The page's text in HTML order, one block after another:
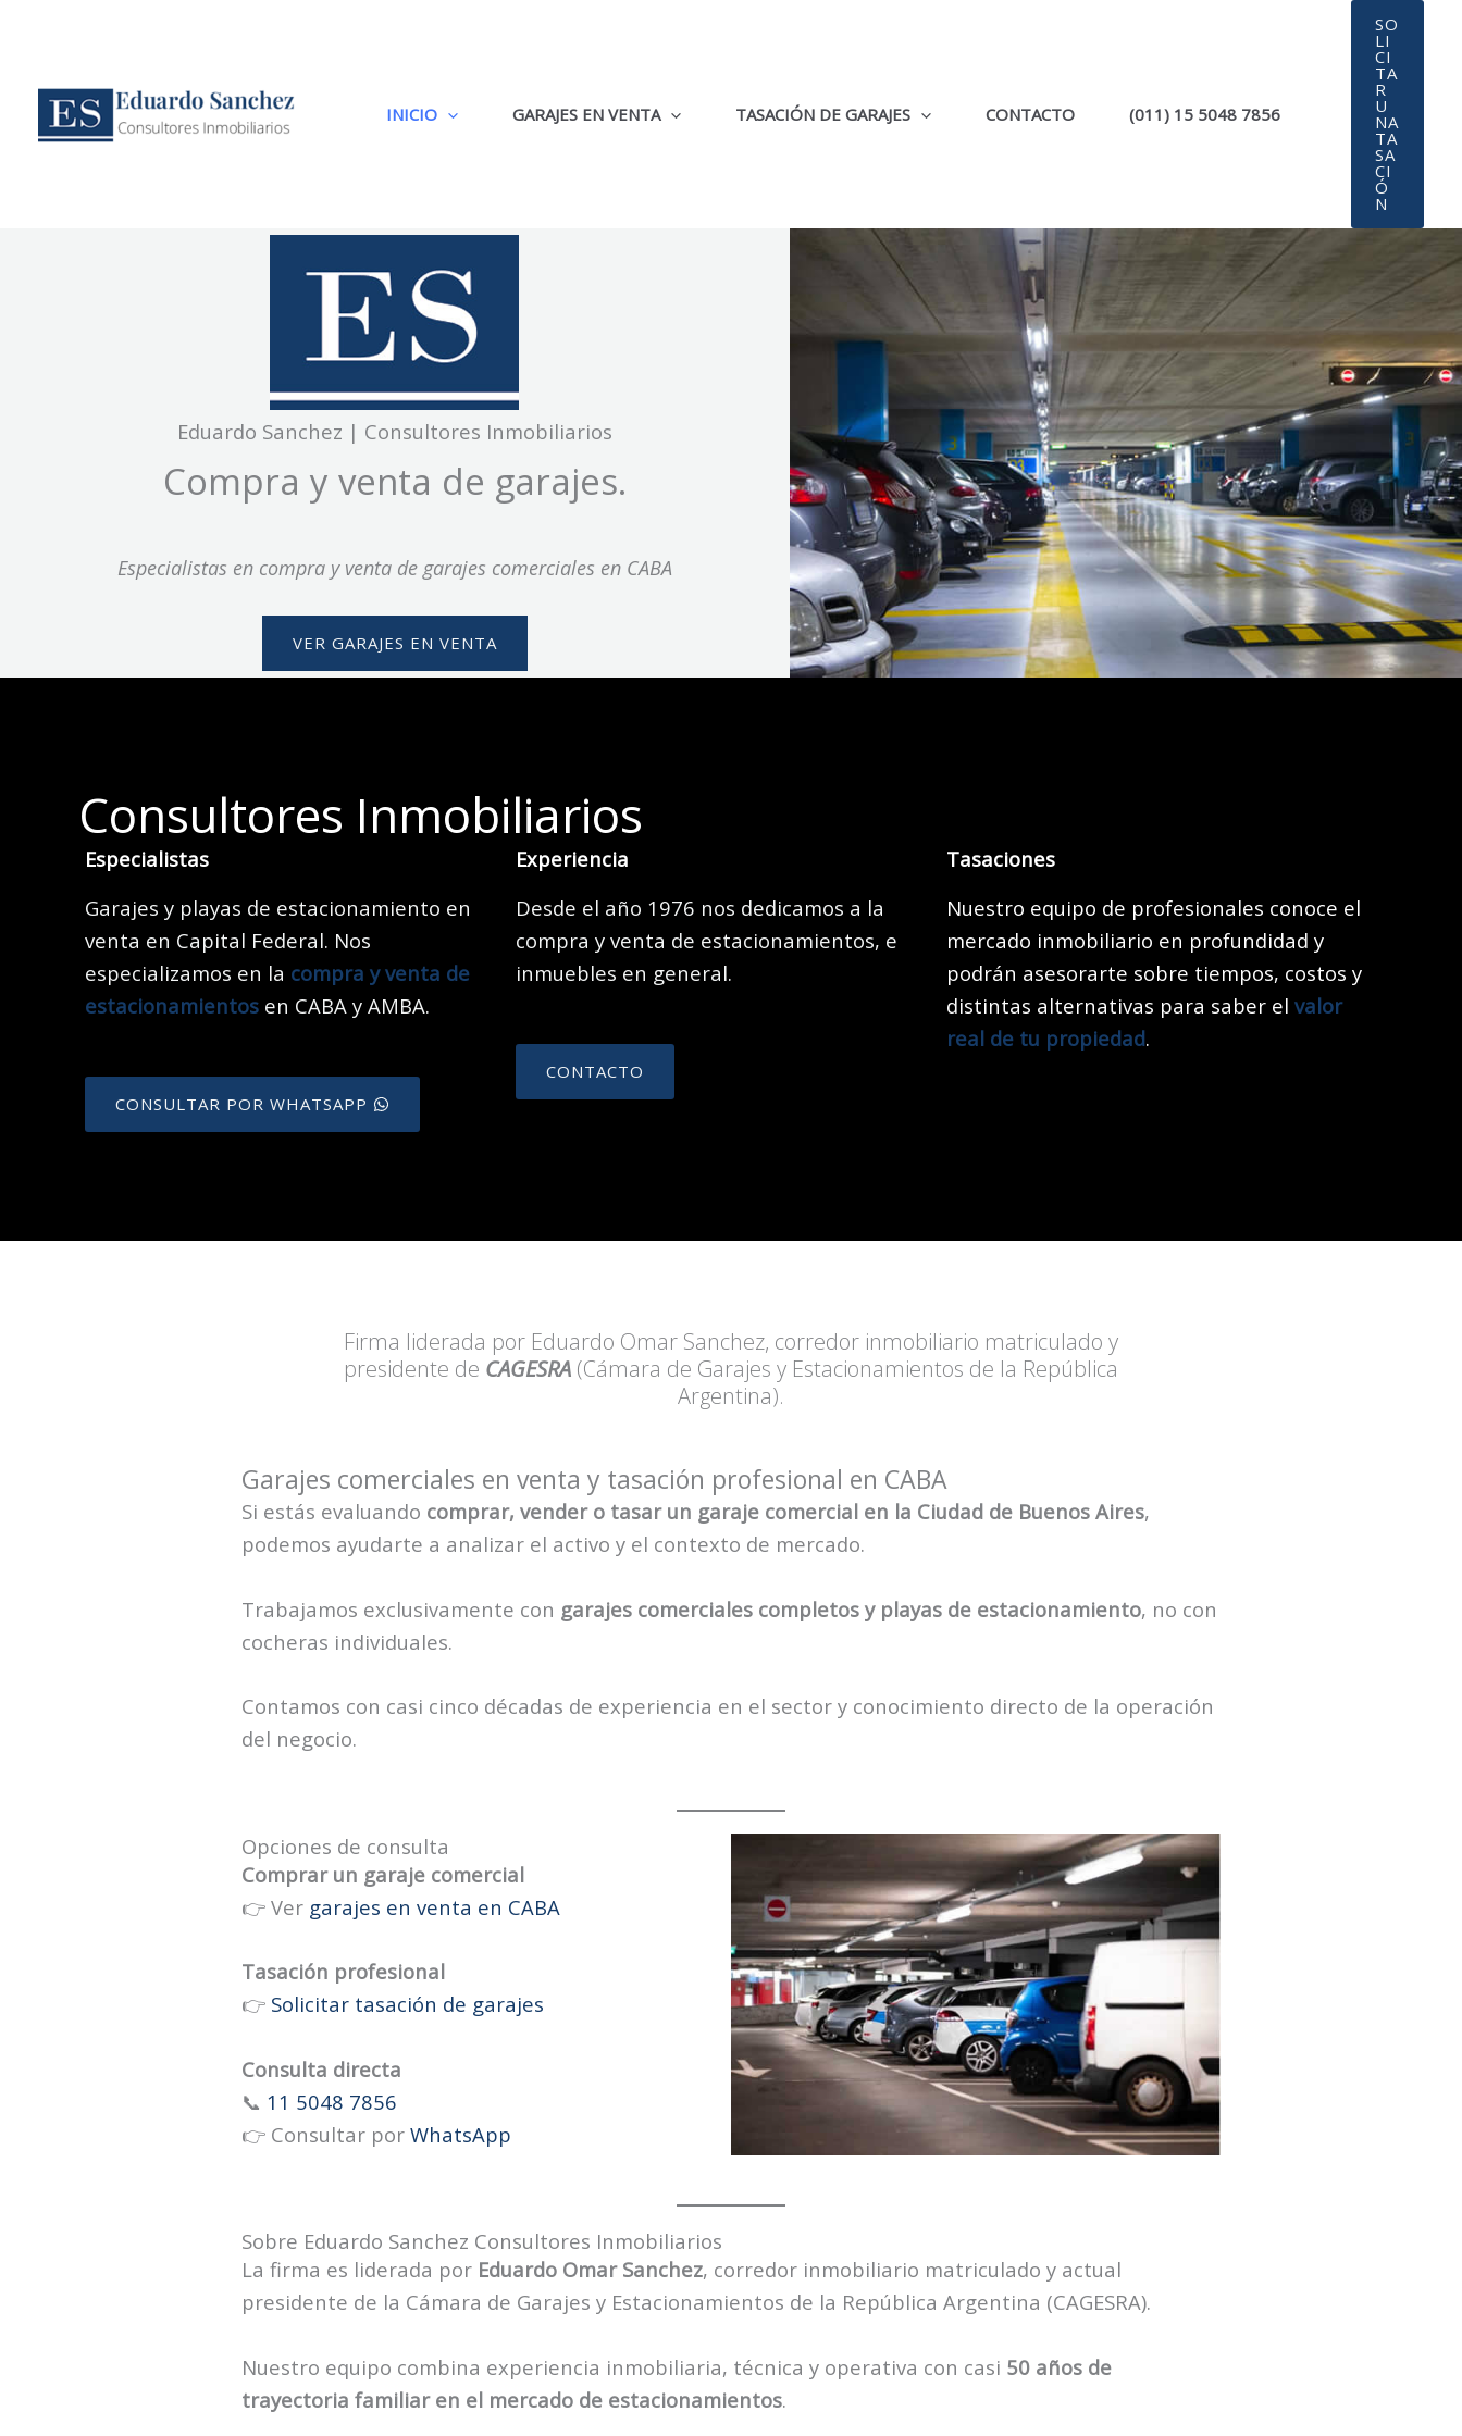
INICIO GARAJES EN VENTA TASACIÓN DE GARAJES CONTACTO (011) 15 5048 7856
SO
LI
CI
TA
R
U
NA
TA
SA
CI
Ó
N
Eduardo Sanchez | Consultores Inmobiliarios
Compra y venta de garajes.
Especialistas en compra y venta de garajes comerciales en CABA
VER GARAJES EN VENTA
Consultores Inmobiliarios
Especialistas
Garajes y playas de estacionamiento en
venta en Capital Federal. Nos
especializamos en la compra y venta de
estacionamientos en CABA y AMBA. ​
CONSULTAR POR WHATSAPP
Experiencia
Desde el año 1976 nos dedicamos a la
compra y venta de estacionamientos, e
inmuebles en general.
CONTACTO
Tasaciones
Nuestro equipo de profesionales conoce el
mercado inmobiliario en profundidad y
podrán asesorarte sobre tiempos, costos y
distintas alternativas para saber el valor
real de tu propiedad.
Firma liderada por Eduardo Omar Sanchez, corredor inmobiliario matriculado y
presidente de CAGESRA (Cámara de Garajes y Estacionamientos de la República
Argentina).
Garajes comerciales en venta y tasación profesional en CABA
Si estás evaluando comprar, vender o tasar un garaje comercial en la Ciudad de Buenos Aires,
podemos ayudarte a analizar el activo y el contexto de mercado.
Trabajamos exclusivamente con garajes comerciales completos y playas de estacionamiento, no con
cocheras individuales.
Contamos con casi cinco décadas de experiencia en el sector y conocimiento directo de la operación
del negocio.
Opciones de consulta
Comprar un garaje comercial
👉 Ver garajes en venta en CABA
Tasación profesional
👉 Solicitar tasación de garajes
Consulta directa
📞 11 5048 7856
👉 Consultar por WhatsApp
Sobre Eduardo Sanchez Consultores Inmobiliarios
La firma es liderada por Eduardo Omar Sanchez, corredor inmobiliario matriculado y actual
presidente de la Cámara de Garajes y Estacionamientos de la República Argentina (CAGESRA).
Nuestro equipo combina experiencia inmobiliaria, técnica y operativa con casi 50 años de
trayectoria familiar en el mercado de estacionamientos.